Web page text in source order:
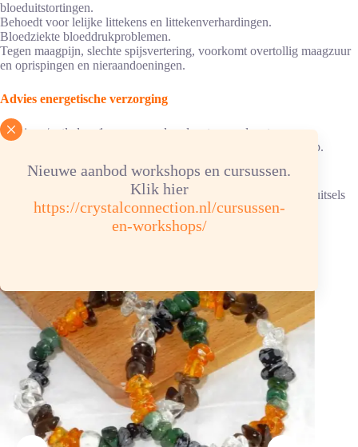
Nieuwe aanbod workshops en cursussen.
Klik hier
https://crystalconnection.nl/cursussen-
en-workshops/
bloeduitstortingen.
Behoedt voor lelijke littekens en littekenverhardingen.
Bloedziekte bloeddrukproblemen.
Tegen maagpijn, slechte spijsvertering, voorkomt overtollig maagzuur
en oprispingen en nieraandoeningen.
Advies energetische verzorging
Reinigen/ontladen: 1x per maand onder stromend water.
Opladen: aansluitend, 6 uur in de zon of in een bergkristalgroep.
Chemische samenstelling: Si O² hardheid 7
Kleur: verscheidene groenscharkeringen, deels met zwarte insluitsels
Je zou ook kunnen houden van …